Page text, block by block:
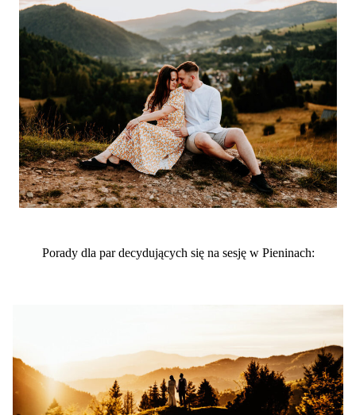
Porady dla par decydujących się na sesję w Pieninach: